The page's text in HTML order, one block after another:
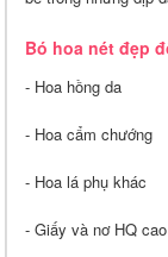
Bó hoa nét đẹp
- Hoa hồng da
- Hoa cẩm chướng
- Hoa lá phụ khác
- Giấy và nơ HQ